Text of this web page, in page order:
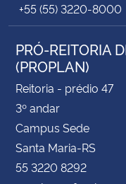
+55 (55) 3220-8000
PRÓ-REITORIA
(PROPLAN)
Reitoria - prédio 47
3º andar
Campus Sede
Santa Maria-RS
55 3220 8292